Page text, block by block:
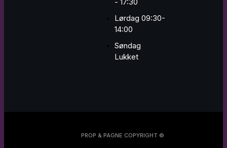
Lørdag 09:30-
14:00
Søndag
Lukket
PROP & PAGNE COPYRIGHT ©